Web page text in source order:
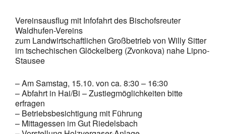
Vereinsausflug mit Infofahrt des Bischofsreuter
Waldhufen-Vereins
zum Landwirtschaftlichen Großbetrieb von Willy Sitter
im tschechischen Glöckelberg (Zvonkova) nahe Lipno-
Stausee
– Am Samstag, 15.10. von ca. 8:30 – 16:30
– Abfahrt in Hai/Bi – Zustiegmöglichkeiten bitte
erfragen
– Betriebsbesichtigung mit Führung
– Mittagessen im Gut Riedelsbach